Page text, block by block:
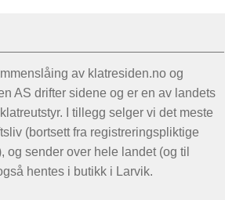
av klatresiden.no og
AS drifter sidene og er en av landets
I tillegg selger vi det meste
(bortsett fra registreringspliktige
og sender over hele landet (og til
hentes i butikk i Larvik.